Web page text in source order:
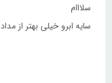
سلااام
سایه ابرو خیلی بهتر از